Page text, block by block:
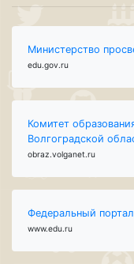
Министерство
edu.gov.ru
Комитет
Волгоградской
obraz.volganet.ru
Федеральный портал
www.edu.ru